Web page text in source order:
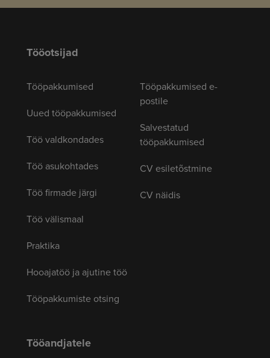
Tööotsijad
Tööpakkumised
Uued tööpakkumised
Töö valdkondades
Töö asukohtades
Töö firmade järgi
Töö välismaal
Praktika
Hooajatöö ja ajutine töö
Tööpakkumiste otsing
Tööpakkumised e-
postile
Salvestatud
tööpakkumised
CV esiletõstmine
CV näidis
Tööandjatele